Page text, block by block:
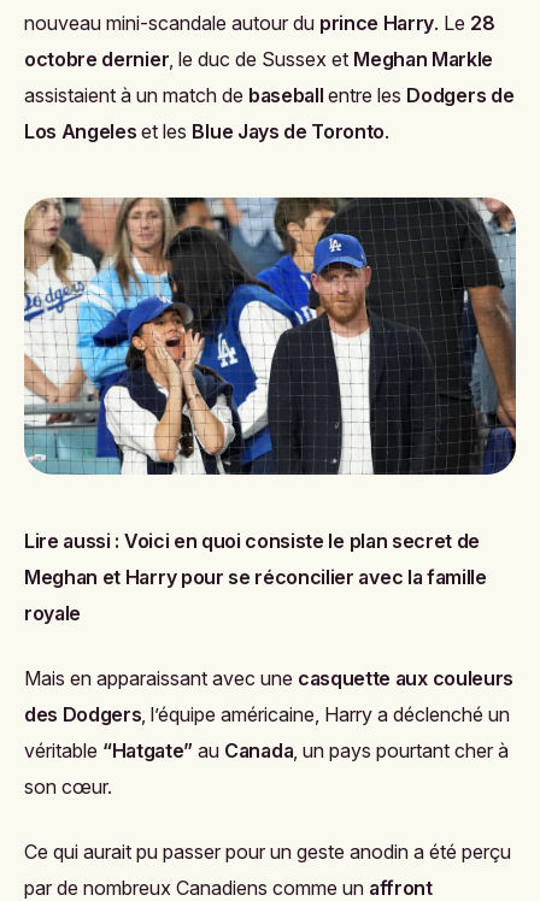
nouveau mini-scandale autour du prince Harry. Le 28
octobre dernier, le duc de Sussex et Meghan Markle
assistaient à un match de baseball entre les Dodgers de
Los Angeles et les Blue Jays de Toronto.
Lire aussi : Voici en quoi consiste le plan secret de
Meghan et Harry pour se réconcilier avec la famille
royale
Mais en apparaissant avec une casquette aux couleurs
des Dodgers , l’équipe américaine, Harry a déclenché un
véritable “Hatgate” au Canada , un pays pourtant cher à
son cœur.
Ce qui aurait pu passer pour un geste anodin a été perçu
par de nombreux Canadiens comme un affront